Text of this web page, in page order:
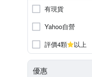
有現貨
Yahoo自營
評價4顆
以上
優惠